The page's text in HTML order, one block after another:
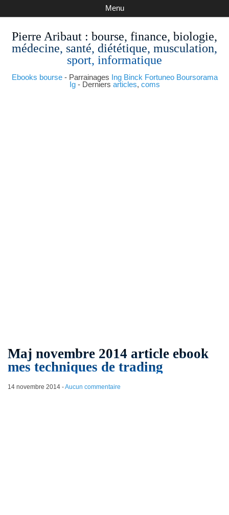
Pierre Aribaut : bourse, finance, biologie,
médecine, santé, diététique, musculation,
sport, informatique
Ebooks bourse- Parrainages Ing Binck Fortuneo Boursorama
Ig- Derniers articles, coms
Menu
Maj novembre 2014 article ebook
mes techniques de trading
14 novembre 2014-Aucun commentaire